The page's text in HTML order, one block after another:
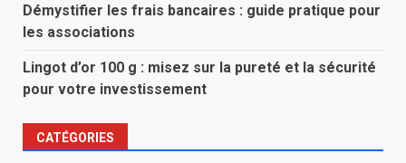
Démystifier les frais bancaires : guide pratique pour
les associations
Lingot d’or 100 g : misez sur la pureté et la sécurité
pour votre investissement
CATÉGORIES